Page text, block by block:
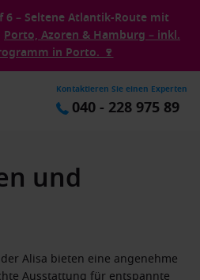
6 – Seltene Atlantik-Route mit
Porto, Azoren & Hamburg – inkl.
in Porto. 🍷
Kontaktieren Sie einen Experten
040 - 228 975 89
und
Alisa bieten eine angenehme
Ausstattung für entspannte